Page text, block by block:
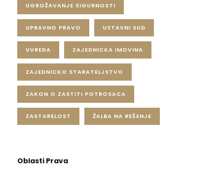
UGROŽAVANJE SIGURNOSTI
UPRAVNO PRAVO USTAVNI SUD
UVREDA ZAJEDNICKA IMOVINA
ZAJEDNICKO STARATELJSTVO
ZAKON O ZASTITI POTROSACA
ZASTARELOST ŽALBA NA REŠENJE
Oblasti Prava